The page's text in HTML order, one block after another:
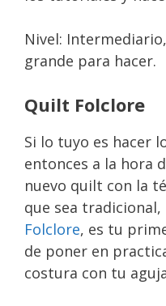
Nivel:
grande para hacer.
Quilt Folclore
Si lo tuyo es hacer
entonces a la hora
nuevo quilt con la
que sea
Folclore, es tu
de poner en
costura con tu